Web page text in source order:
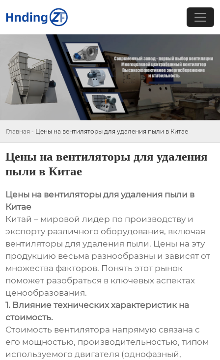
Главная - Цены на вентиляторы для удаления пыли в Китае
Цены на вентиляторы для удаления
пыли в Китае
Цены на вентиляторы для удаления пыли в
Китае
Китай – мировой лидер по производству и
экспорту различного оборудования, включая
вентиляторы для удаления пыли. Цены на эту
продукцию весьма разнообразны и зависят от
множества факторов. Понять этот рынок
поможет разобраться в ключевых аспектах
ценообразования.
1. Влияние технических характеристик на
стоимость.
Стоимость вентилятора напрямую связана с
его мощностью, производительностью, типом
используемого двигателя (однофазный,